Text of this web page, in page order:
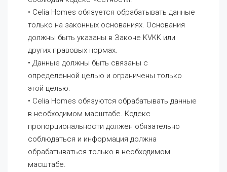
• Celia Homes обязуется обрабатывать данные
только на законных основаниях. Основания
должны быть указаны в Законе KVKK или
других правовых нормах.
• Данные должны быть связаны с
определенной целью и ограничены только
этой целью.
• Celia Homes обязуются обрабатывать данные
в необходимом масштабе. Кодекс
пропорциональности должен обязательно
соблюдаться и информация должна
обрабатываться только в необходимом
масштабе.